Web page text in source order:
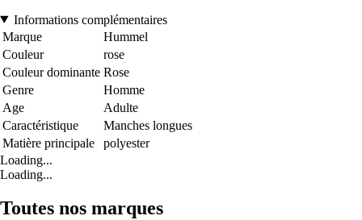
Informations complémentaires
Marque
Hummel
Couleur
rose
Couleur dominante Rose
Genre
Homme
Age
Adulte
Caractéristique
Manches longues
Matière principale
polyester
Loading...
Loading...
Toutes nos marques